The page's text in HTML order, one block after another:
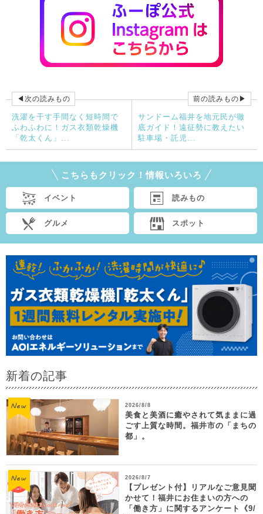
◀次の読みもの
洗濯を干す手間なく短時間で
ふわふわに！ガス衣類乾燥機
「乾太くん」...
前の読みもの▶
サンドーム福井を地元民が徹
底ガイド！遠征勢に教えたい
駐車場・託児...
こちらもクリック！情報いろいろ
イベント 読みもの
グルメ スポット
新着の記事
2026/8/8
美食と美酒に癒やされて気ままに過
ごす上質な時間。福井市の「まちの
都」。
2026/8/7
【プレゼント付】リアルなご意見聞
かせて！福井にお住まいの方への
「働き方」に関するアンケート《9/